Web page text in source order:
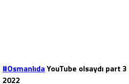
#OsmanlıdaYouTube olsaydı part 3
2022